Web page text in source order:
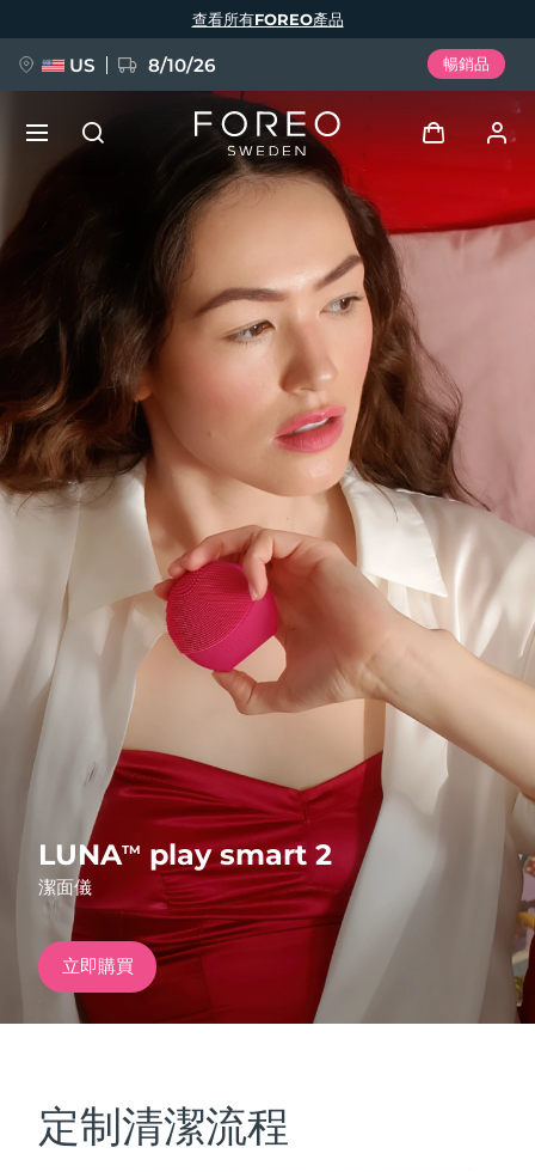
LUNATM play smart 2
潔面儀
立即購買
定制清潔流程
查看所有FOREO產品
US 8/10/26 暢銷品
登入
我的設備
我的訂單
我的地址
我的訂閱
FAQ™ Pure Beauty-Tech Elixir
BREAKING NEWS
issa™ Teeth Whitening Set
FAQ™ Dual LED Panel
熱門產品
特別優惠 暢銷產品
紅光療法
語言
English Deutsch
Español
Français
Português
Polski
Svenska
Русский
Türkçe
简体中文 繁體中文
發貨國家
美國 預計送達日期10/08/2026
英國 預計送達日期 09/08/2026
西班牙 09/08/2026
澳洲 預計送達日期 12/08/2026
預計送達日期
德國 預計送達日期
加拿大 預計送達日期
奧地利